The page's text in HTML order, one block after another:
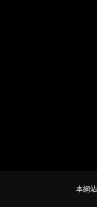
本網